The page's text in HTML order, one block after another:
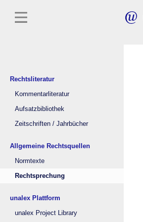
Rechtsliteratur
Kommentarliteratur
Aufsatzbibliothek
Zeitschriften / Jahrbücher
Allgemeine Rechtsquellen
Normtexte
Rechtsprechung
unalex Plattform
unalex Project Library